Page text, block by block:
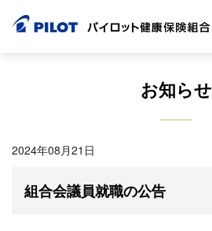
お知らせ
2024年08月21日
組合会議員就職の公告